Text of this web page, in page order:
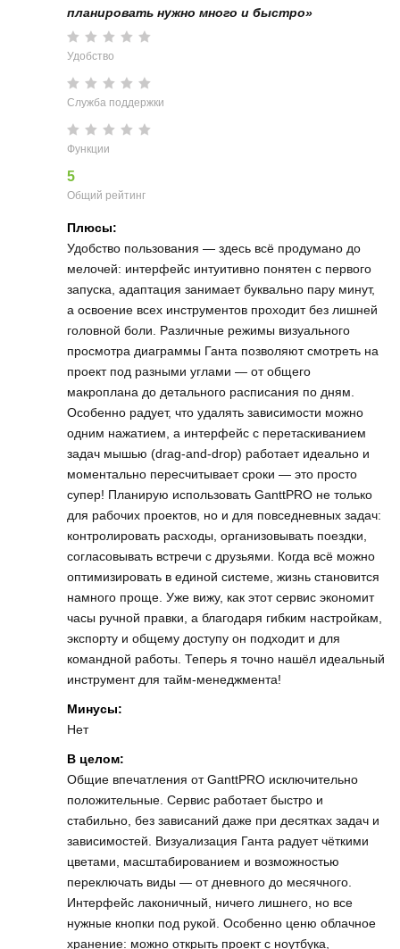
планировать нужно много и быстро»
Удобство
Служба поддержки
Функции
5
Общий рейтинг
Плюсы:
Удобство пользования — здесь всё продумано до
мелочей: интерфейс интуитивно понятен с первого
запуска, адаптация занимает буквально пару минут,
а освоение всех инструментов проходит без лишней
головной боли. Различные режимы визуального
просмотра диаграммы Ганта позволяют смотреть на
проект под разными углами — от общего
макроплана до детального расписания по дням.
Особенно радует, что удалять зависимости можно
одним нажатием, а интерфейс с перетаскиванием
задач мышью (drag‑and‑drop) работает идеально и
моментально пересчитывает сроки — это просто
супер! Планирую использовать GanttPRO не только
для рабочих проектов, но и для повседневных задач:
контролировать расходы, организовывать поездки,
согласовывать встречи с друзьями. Когда всё можно
оптимизировать в единой системе, жизнь становится
намного проще. Уже вижу, как этот сервис экономит
часы ручной правки, а благодаря гибким настройкам,
экспорту и общему доступу он подходит и для
командной работы. Теперь я точно нашёл идеальный
инструмент для тайм-менеджмента!
Минусы:
Нет
В целом:
Общие впечатления от GanttPRO исключительно
положительные. Сервис работает быстро и
стабильно, без зависаний даже при десятках задач и
зависимостей. Визуализация Ганта радует чёткими
цветами, масштабированием и возможностью
переключать виды — от дневного до месячного.
Интерфейс лаконичный, ничего лишнего, но все
нужные кнопки под рукой. Особенно ценю облачное
хранение: можно открыть проект с ноутбука,